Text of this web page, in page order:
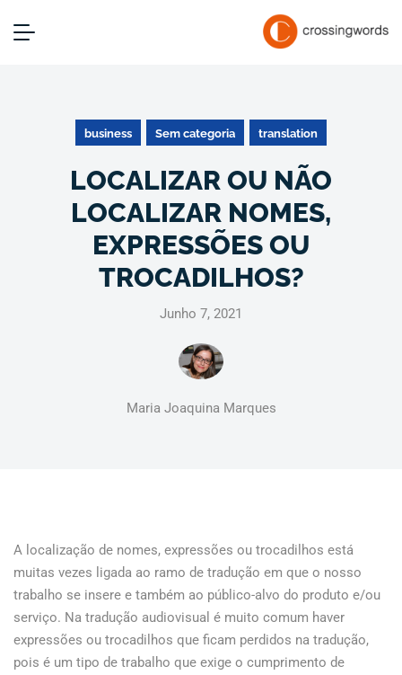
business Sem categoria translation
LOCALIZAR OU NÃO
LOCALIZAR NOMES,
EXPRESSÕES OU
TROCADILHOS?
Junho 7, 2021
Maria Joaquina Marques
A localização de nomes, expressões ou trocadilhos está
muitas vezes ligada ao ramo de tradução em que o nosso
trabalho se insere e também ao público-alvo do produto e/ou
serviço. Na tradução audiovisual é muito comum haver
expressões ou trocadilhos que ficam perdidos na tradução,
pois é um tipo de trabalho que exige o cumprimento de